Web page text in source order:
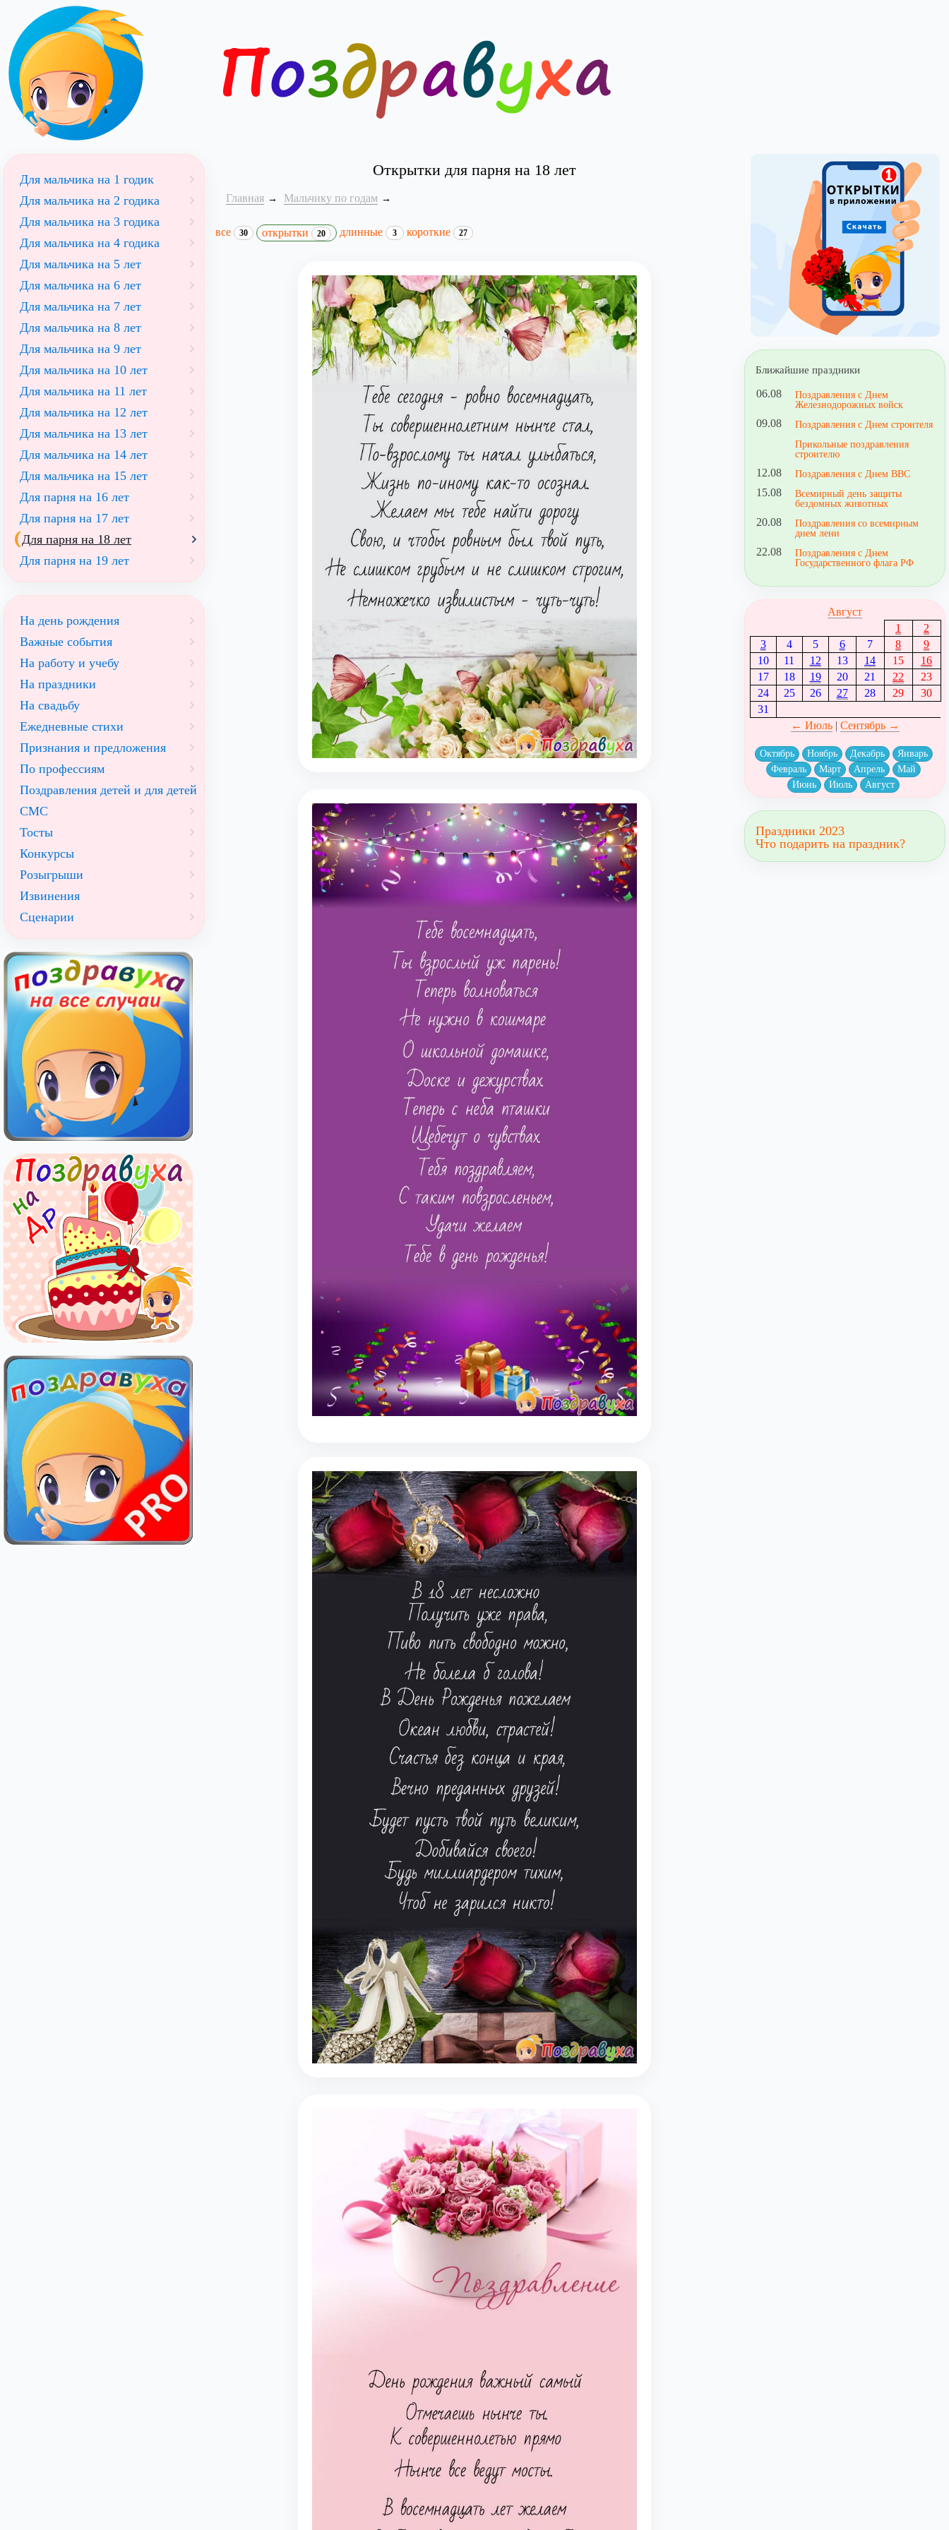
Открытки для парня на 18 лет
Главная Мальчику по годам
все 30 открытки 20 длинные 3 короткие 27
Для мальчика на 1 годик
Для мальчика на 2 годика
Для мальчика на 3 годика
Для мальчика на 4 годика
Для мальчика на 5 лет
Для мальчика на 6 лет
Для мальчика на 7 лет
Для мальчика на 8 лет
Для мальчика на 9 лет
Для мальчика на 10 лет
Для мальчика на 11 лет
Для мальчика на 12 лет
Для мальчика на 13 лет
Для мальчика на 14 лет
Для мальчика на 15 лет
Для парня на 16 лет
Для парня на 17 лет
Для парня на 18 лет
Для парня на 19 лет
На день рождения
Важные события
На работу и учебу
На праздники
На свадьбу
Ежедневные стихи
Признания и предложения
По профессиям
Поздравления детей и для детей
СМС
Тосты
Конкурсы
Розыгрыши
Извинения
Сценарии
Ближайшие праздники
06.08
Поздравления с Днем
Железнодорожных войск
09.08
Поздравления с Днем строителя
Прикольные поздравления
строителю
12.08 Поздравления с Днем ВВС
15.08
Всемирный день защиты
бездомных животных
20.08
Поздравления со всемирным
днем лени
22.08
Поздравления с Днем
Государственного флага РФ
Август
1
2
3
4 5 6 7 8
9
10
11 12 13 14 15
16
17
18 19 20 21 22
23
24
25 26 27 28 29
30
31
← Июль| Сентябрь →
Октябрь Ноябрь Декабрь
Январь
Февраль
Март Апрель
Май
Июнь
Июль Август
Праздники 2023
Что подарить на праздник?